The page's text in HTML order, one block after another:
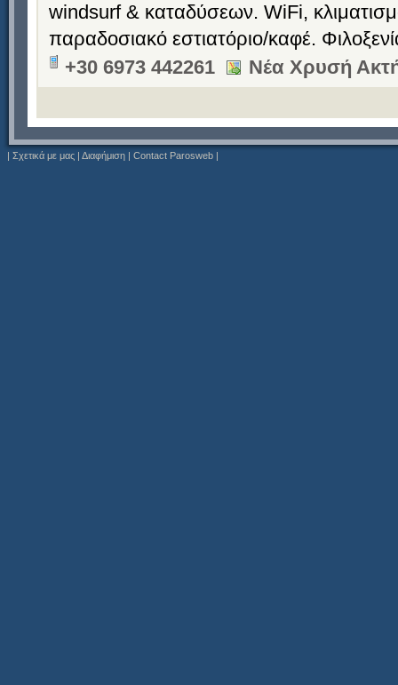
windsurf & καταδύσεων. WiFi,
παραδοσιακό εστιατόριο/καφέ.
+30 6973 442261
Νέα Χρυσή
| Σχετικά με μας | Διαφήμιση | Contact Parosweb |